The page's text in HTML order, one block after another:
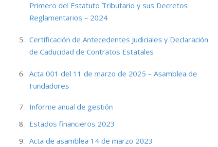
Primero del Estatuto Tributario y sus Decretos
Reglamentarios – 2024
Certificación de Antecedentes Judiciales y Declaración
de Caducidad de Contratos Estatales
Acta 001 del 11 de marzo de 2025 – Asamblea de
Fundadores
Informe anual de gestión
Estados financieros 2023
Acta de asamblea 14 de marzo 2023